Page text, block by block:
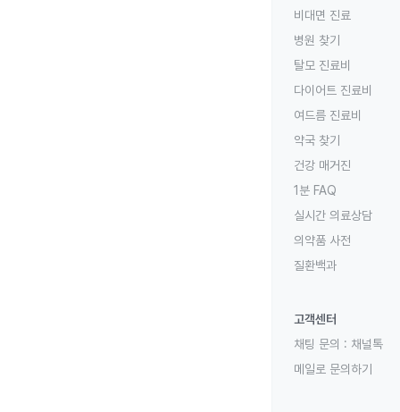
비대면 진료
병원 찾기
탈모 진료비
다이어트 진료비
여드름 진료비
약국 찾기
건강 매거진
1분 FAQ
실시간 의료상담
의약품 사전
질환백과
고객센터
채팅 문의 : 채널톡
메일로 문의하기